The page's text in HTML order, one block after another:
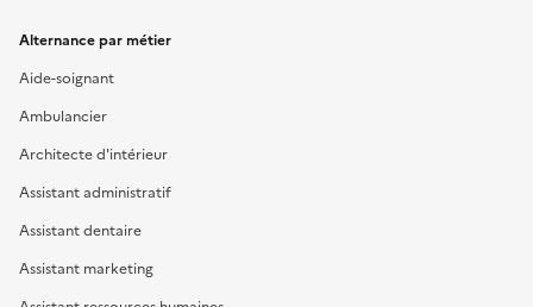
Alternance par métier
Aide-soignant
Ambulancier
Architecte d'intérieur
Assistant administratif
Assistant dentaire
Assistant marketing